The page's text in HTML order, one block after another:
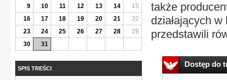
także
działających
przedstawili
Dostęp do
9
10 11 12 13 14
15
16
17 18 19 20 21
22
23
24 25 26 27 28
29
30
31
SPIS TREŚCI